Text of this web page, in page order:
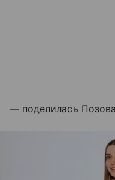
— поделилась